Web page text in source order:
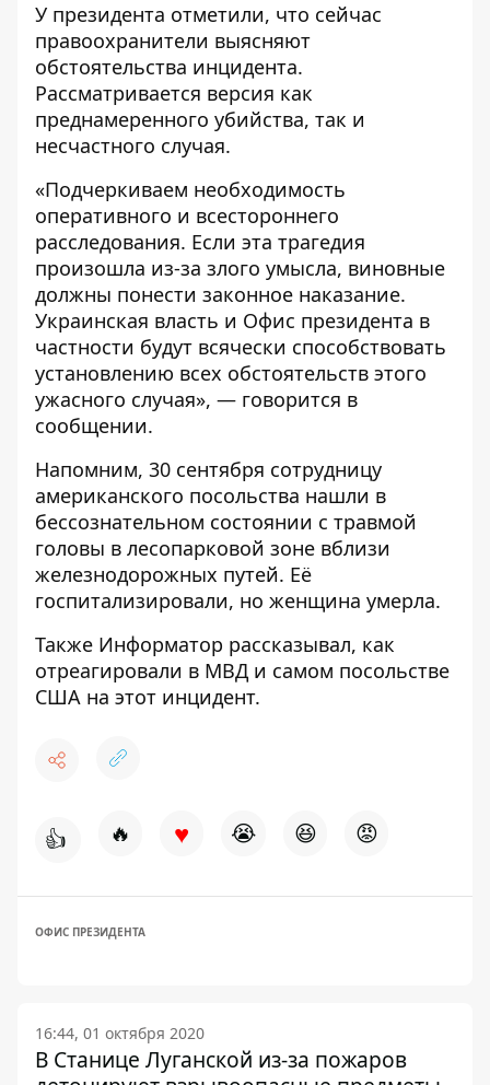
У президента отметили, что сейчас
правоохранители выясняют
обстоятельства инцидента.
Рассматривается версия как
преднамеренного убийства, так и
несчастного случая.
«Подчеркиваем необходимость
оперативного и всестороннего
расследования. Если эта трагедия
произошла из-за злого умысла, виновные
должны понести законное наказание.
Украинская власть и Офис президента в
частности будут всячески способствовать
установлению всех обстоятельств этого
ужасного случая», — говорится в
сообщении.
Напомним, 30 сентября сотрудницу
американского посольства нашли в
бессознательном состоянии с травмой
головы в лесопарковой зоне вблизи
железнодорожных путей. Её
госпитализировали, но женщина умерла.
Также Информатор рассказывал, как
отреагировали в МВД и самом посольстве
США на этот инцидент.
👍 🔥 ♥ 😭 😆 😡
ОФИС ПРЕЗИДЕНТА
16:44, 01 октября 2020
В Станице Луганской из-за пожаров